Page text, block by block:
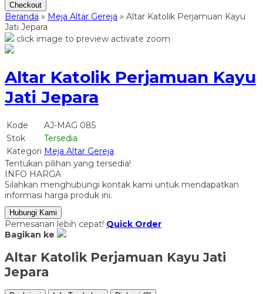
Checkout
Beranda » Meja Altar Gereja » Altar Katolik Perjamuan Kayu
Jati Jepara
click image to preview activate zoom
Altar Katolik Perjamuan Kayu
Jati Jepara
Kode
AJ-MAG 085
Stok
Tersedia
Kategori Meja Altar Gereja
Tentukan pilihan yang tersedia!
INFO HARGA
Silahkan menghubungi kontak kami untuk mendapatkan
informasi harga produk ini.
Hubungi Kami
Pemesanan lebih cepat! Quick Order
Bagikan ke
Altar Katolik Perjamuan Kayu Jati
Jepara